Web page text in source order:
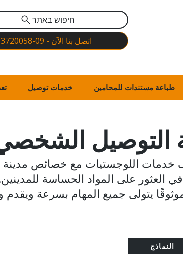
חיפוש באתר
اتصل بنا الآن - 09-3720058
طباعة مستندات للمحامين خدمات توصيل
التوصيل
خدمات اللوجستيات مع خصائص مدينة
موثوقًا يتولى جميع المهام بسرعة ويقدم
النماذج